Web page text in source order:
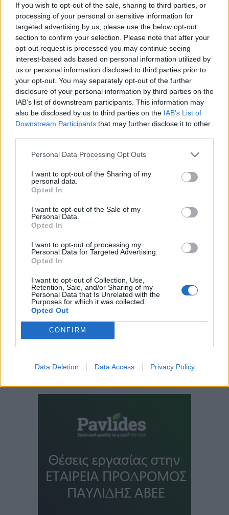
If you wish to opt-out of the sale, sharing to third parties, or
processing of your personal or sensitive information for
targeted advertising by us, please use the below opt-out
section to confirm your selection. Please note that after your
opt-out request is processed you may continue seeing
interest-based ads based on personal information utilized by
us or personal information disclosed to third parties prior to
your opt-out. You may separately opt-out of the further
disclosure of your personal information by third parties on the
IAB’s list of downstream participants. This information may
also be disclosed by us to third parties on the IAB’s List of
Downstream Participants that may further disclose it to other
Personal Data Processing Opt Outs
I want to opt-out of the Sharing of my
personal data.
Opted In
I want to opt-out of the Sale of my
Personal Data.
Opted In
I want to opt-out of processing my
Personal Data for Targeted Advertising.
Opted In
I want to opt-out of Collection, Use,
Retention, Sale, and/or Sharing of my
Personal Data that Is Unrelated with the
Purposes for which it was collected.
Opted Out
CONFIRM
Data Deletion Data Access Privacy Policy